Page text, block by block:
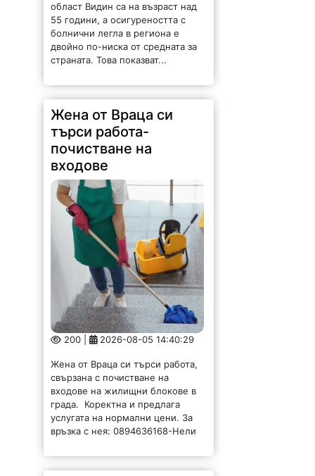
област Видин са на възраст над
55 години, а осигуреността с
болнични легла в региона е
двойно по-ниска от средната за
страната. Това показват...
Жена от Враца си
търси работа-
почистване на
входове
200 | 2026-08-05 14:40:29
Жена от Враца си търси работа,
свързана с почистване на
входове на жилищни блокове в
града. Коректна и предлага
услугата на нормални цени. За
връзка с нея: 0894636168-Нели